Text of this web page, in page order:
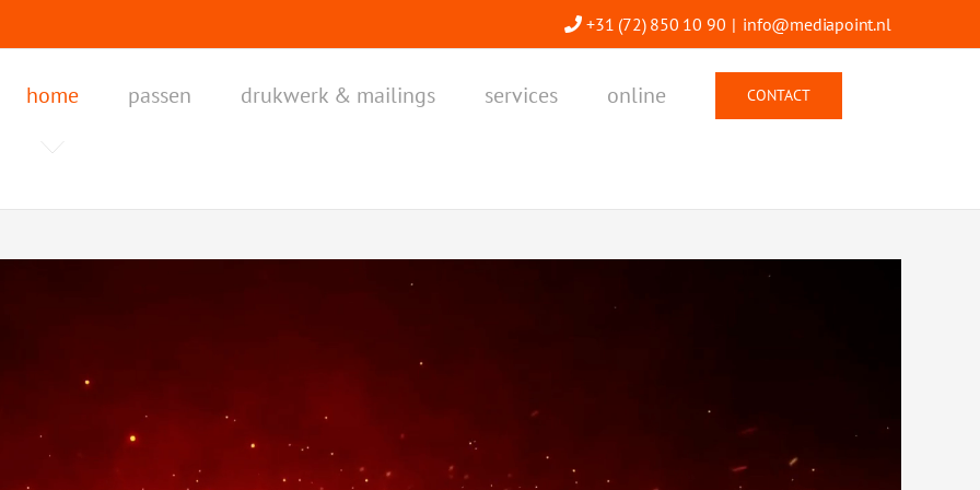
+31 (72) 850 10 90 | info@mediapoint.nl
home passen drukwerk & mailings services online CONTACT